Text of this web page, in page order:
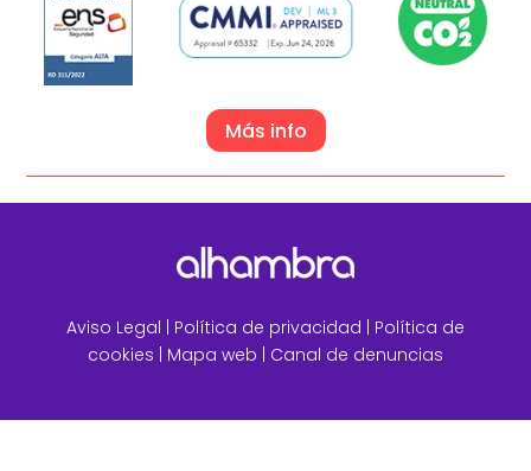
Más info
Aviso Legal Política de privacidad | Política de
cookies | Mapa web Canal de denuncias